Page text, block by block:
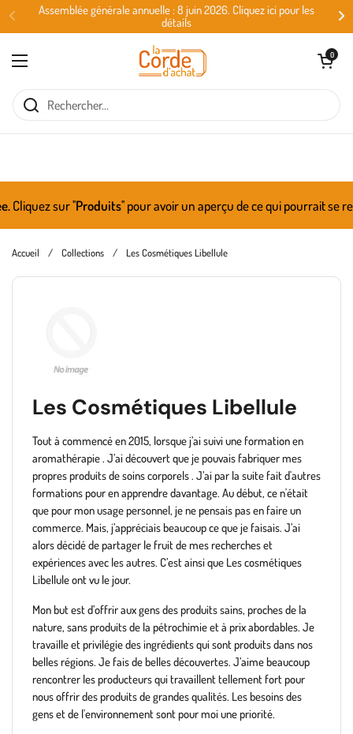
Passer au contenu
Assemblée générale annuelle : 8 juin 2026. Cliquez ici pour les
détails
Ouvrir le menu
Ouvrir le
0
Cliquez sur ''Produits'' pour avoir un aperçu de ce qui pourrait se
Accueil / Collections / Les Cosmétiques Libellule
Les Cosmétiques Libellule
Tout à commencé en 2015, lorsque j’ai suivi une formation en
aromathérapie . J’ai découvert que je pouvais fabriquer mes
propres produits de soins corporels . J’ai par la suite fait d'autres
formations pour en apprendre davantage. Au début, ce n'était
que pour mon usage personnel, je ne pensais pas en faire un
commerce. Mais, j’appréciais beaucoup ce que je faisais. J’ai
alors décidé de partager le fruit de mes recherches et
expériences avec les autres. C’est ainsi que Les cosmétiques
Libellule ont vu le jour.
Mon but est d’offrir aux gens des produits sains, proches de la
nature, sans produits de la pétrochimie et à prix abordables. Je
travaille et privilégie des ingrédients qui sont produits dans nos
belles régions. Je fais de belles découvertes. J’aime beaucoup
rencontrer les producteurs qui travaillent tellement fort pour
nous offrir des produits de grandes qualités. Les besoins des
gens et de l'environnement sont pour moi une priorité.